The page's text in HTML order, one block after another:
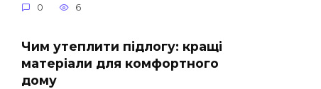
0 6
Чим утеплити підлогу: кращі
матеріали для комфортного
дому